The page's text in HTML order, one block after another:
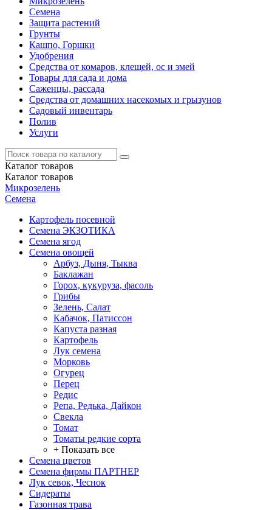
Семена
Защита растений
Грунты
Кашпо, Горшки
Удобрения
Средства от комаров, клещей, ос и змей
Товары для сада и дома
Саженцы, рассада
Средства от домашних насекомых и грызунов
Садовый инвентарь
Полив
Услуги
Каталог товаров
Каталог товаров
Микрозелень
Семена
Картофель посевной
Семена ЭКЗОТИКА
Семена ягод
Семена овощей
Арбуз, Дыня, Тыква
Баклажан
Горох, кукуруза, фасоль
Грибы
Зелень, Салат
Кабачок, Патиссон
Капуста разная
Картофель
Лук семена
Морковь
Огурец
Перец
Редис
Репа, Редька, Дайкон
Свекла
Томат
Томаты редкие сорта
+ Показать все
Семена цветов
Семена фирмы ПАРТНЕР
Лук севок, Чеснок
Сидераты
Газонная трава